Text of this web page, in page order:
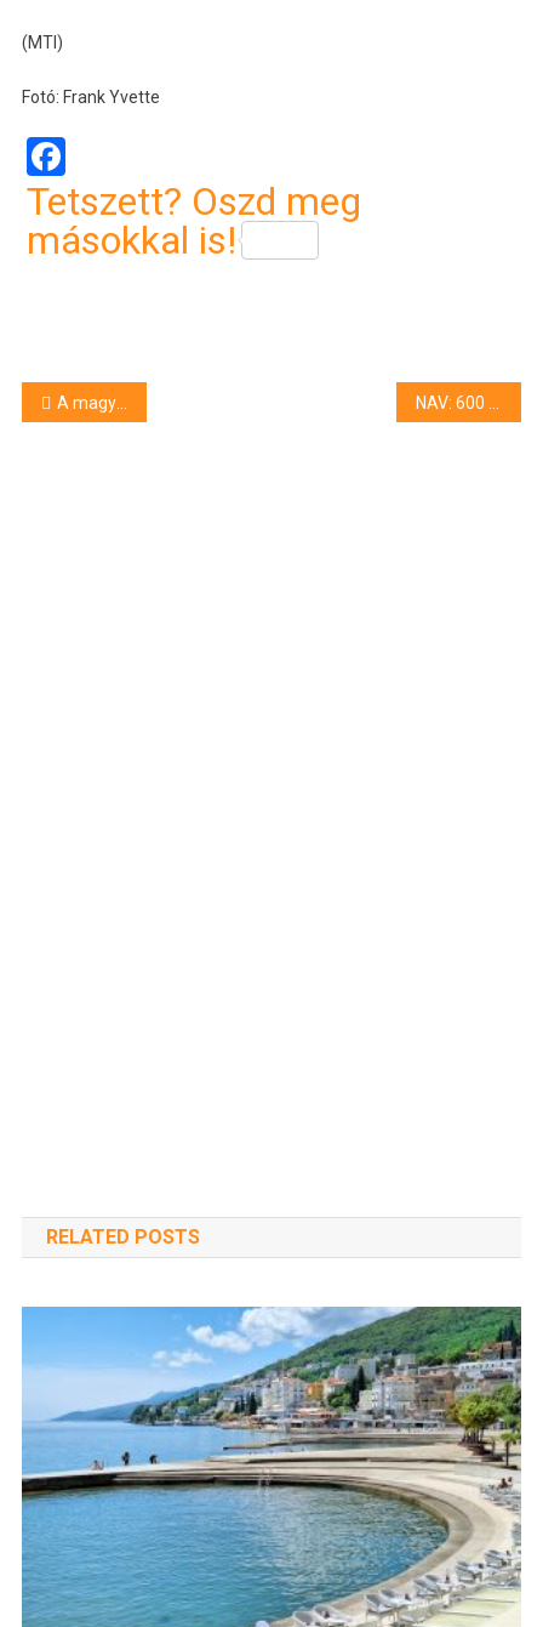
(MTI)
Fotó: Frank Yvette
Facebook
Tetszett? Oszd meg
másokkal is!
Bejegyzés
A magyar turizmus profitálhat a közel-keleti helyzetből
RELATED POSTS